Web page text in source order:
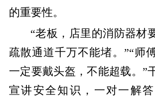
的重要性。
“老板，店里的消防器材
疏散通道千万不能堵。”“师
一定要戴头盔，不能超载。”
宣讲安全知识，一对一解